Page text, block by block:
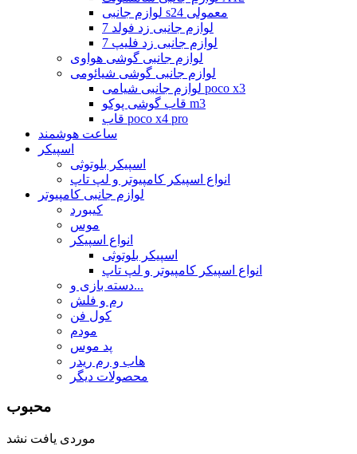
لوازم جانبی s24 معمولی
لوازم جانبی زد فولد 7
لوازم جانبی زد فلیپ 7
لوازم جانبی گوشی هواوی
لوازم جانبی گوشی شیائومی
لوازم جانبی شیامی poco x3
قاب گوشی پوکو m3
قاب poco x4 pro
ساعت هوشمند
اسپیکر
اسپیکر بلوتوثی
انواع اسپیکر کامپیوتر و لپ تاپ
لوازم جانبی کامپیوتر
کیبورد
موس
انواع اسپیکر
اسپیکر بلوتوثی
انواع اسپیکر کامپیوتر و لپ تاپ
دسته بازی و...
رم و فلش
کول فن
مودم
پد موس
هاب و رم ریدر
محصولات دیگر
محبوب
موردی یافت نشد